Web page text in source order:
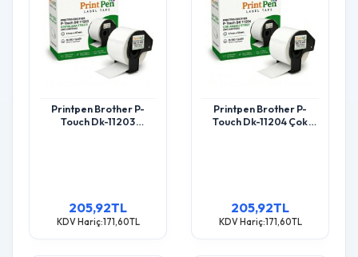
Printpen Brother P-
Touch Dk-11203
205,92TL
KDV Hariç:171,60TL
Printpen Brother P-
Touch Dk-11204 Çok
205,92TL
KDV Hariç:171,60TL